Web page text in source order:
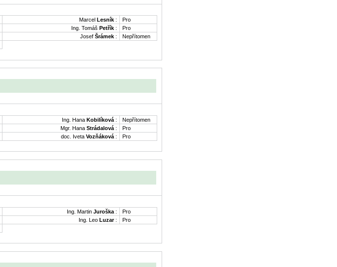
Marcel Lesník :
Pro
Ing. Tomáš Petřík :
Pro
Josef Šrámek :
Nepřítomen
Ing. Hana Kobilíková :
Nepřítomen
Mgr. Hana Strádalová :
Pro
doc. Iveta Vozňáková : Pro
Ing. Martin Juroška :
Pro
Ing. Leo Luzar:
Pro